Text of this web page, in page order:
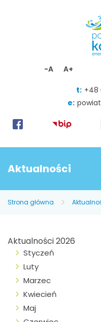
-A A+
t: +48
e:
Aktualności
Strona główna
Aktualności 2026
Styczeń
Luty
Marzec
Kwiecień
Maj